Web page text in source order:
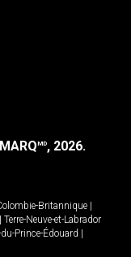
MD, 2026.
Britannique
Terre-Neuve-et-Labrador
du-Prince-Édouard